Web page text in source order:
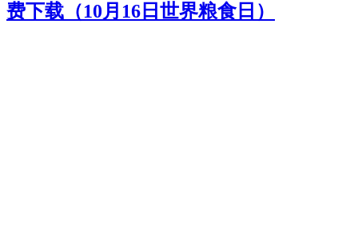
费下载（10月16日世界粮食日）